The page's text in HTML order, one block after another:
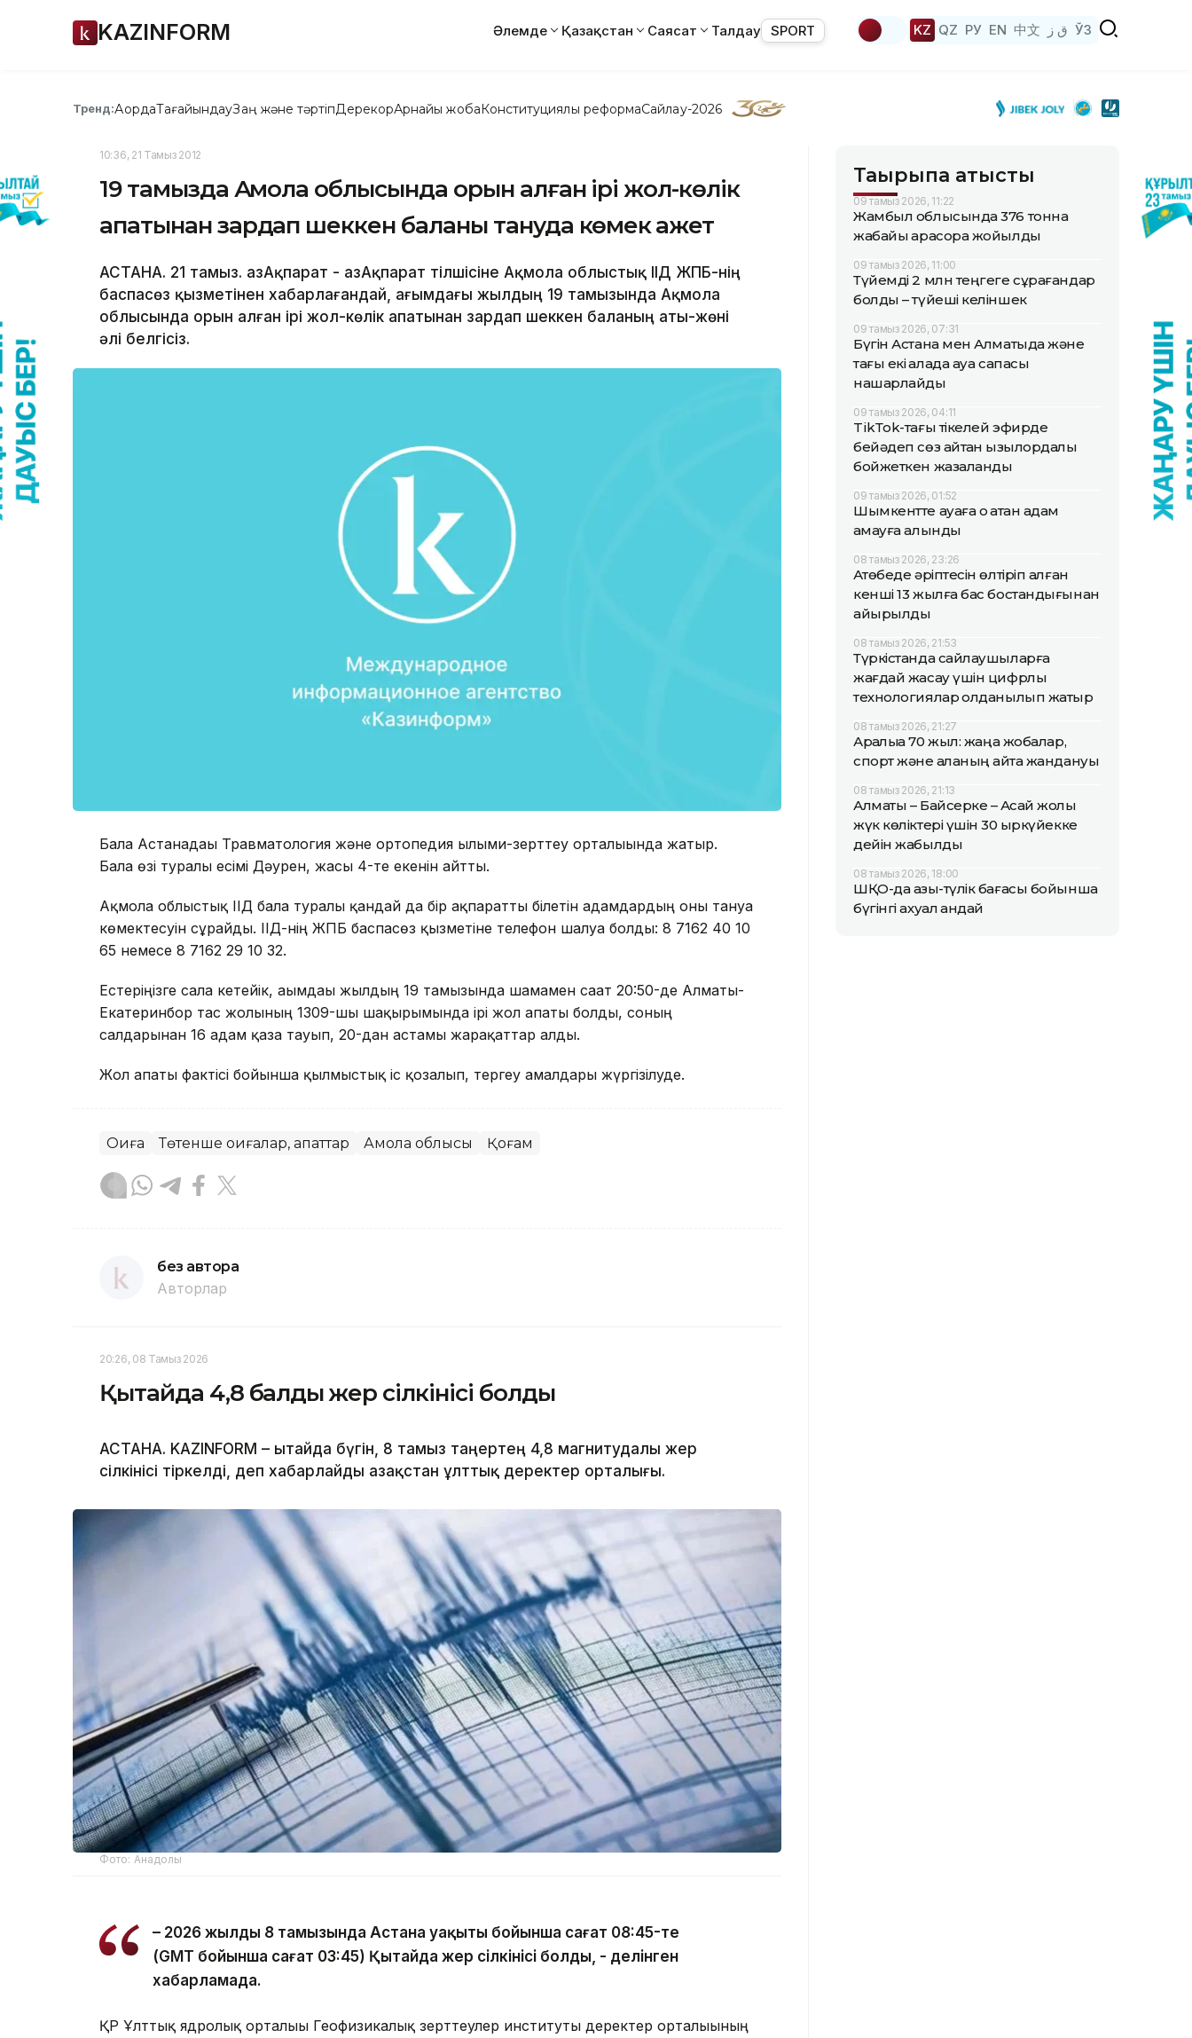
KAZINFORM Әлемде Қазақстан Саясат Талдау SPORT KZ QZ РУ EN 中文 ق ز ЎЗ
Тренд:АқордаТағайындауЗаң және тәртіпДерекқорАрнайы жобаКонституциялық реформаСайлау-2026
10:36, 21 Тамыз 2012
19 тамызда Ақмола облысында орын алған ірі жол-көлік
апатынан зардап шеккен баланы тануда көмек қажет
АСТАНА. 21 тамыз. ҚазАқпарат - ҚазАқпарат тілшісіне Ақмола облыстық ІІД ЖПБ-нің
баспасөз қызметінен хабарлағандай, ағымдағы жылдың 19 тамызында Ақмола
облысында орын алған ірі жол-көлік апатынан зардап шеккен баланың аты-жөні
әлі белгісіз.
Бала Астанадағы Травматология және ортопедия ғылыми-зерттеу орталығында жатыр.
Бала өзі туралы есімі Дәурен, жасы 4-те екенін айтты.
Ақмола облыстық ІІД бала туралы қандай да бір ақпаратты білетін адамдардың оны тануға
көмектесуін сұрайды. ІІД-нің ЖПБ баспасөз қызметіне телефон шалуға болды: 8 7162 40 10
65 немесе 8 7162 29 10 32.
Естеріңізге сала кетейік, ағымдағы жылдың 19 тамызында шамамен сағат 20:50-де Алматы-
Екатеринбор тас жолының 1309-шы шақырымында ірі жол апаты болды, соның
салдарынан 16 адам қаза тауып, 20-дан астамы жарақаттар алды.
Жол апаты фактісі бойынша қылмыстық іс қозғалып, тергеу амалдары жүргізілуде.
Оқиға Төтенше оқиғалар, апаттар Ақмола облысы Қоғам
без автора
Авторлар
20:26, 08 Тамыз 2026
Қытайда 4,8 балдық жер сілкінісі болды
АСТАНА. KAZINFORM – Қытайда бүгін, 8 тамыз таңертең 4,8 магнитудалы жер
сілкінісі тіркелді, деп хабарлайды Қазақстан ұлттық деректер орталығы.
Фото: Анадолы
– 2026 жылдың 8 тамызында Астана уақыты бойынша сағат 08:45-те
(GMT бойынша сағат 03:45) Қытайда жер сілкінісі болды, - делінген
хабарламада.
ҚР Ұлттық ядролық орталығы Геофизикалық зерттеулер институты деректер орталығының
Тақырыпқа қатысты
09 тамыз 2026, 11:22
Жамбыл облысында 376 тонна
жабайы қарасора жойылды
09 тамыз 2026, 11:00
Түйемді 2 млн теңгеге сұрағандар
болды – түйеші келіншек
09 тамыз 2026, 07:31
Бүгін Астана мен Алматыда және
тағы екі қалада ауа сапасы
нашарлайды
09 тамыз 2026, 04:11
TikТok-тағы тікелей эфирде
бейәдеп сөз айтқан қызылордалық
бойжеткен жазаланды
09 тамыз 2026, 01:52
Шымкентте ауаға оқ атқан адам
қамауға алынды
08 тамыз 2026, 23:26
Ақтөбеде әріптесін өлтіріп алған
кенші 13 жылға бас бостандығынан
айырылды
08 тамыз 2026, 21:53
Түркістанда сайлаушыларға
жағдай жасау үшін цифрлық
технологиялар қолданылып жатыр
08 тамыз 2026, 21:27
Арқалыққа 70 жыл: жаңа жобалар,
спорт және қаланың қайта жандануы
08 тамыз 2026, 21:13
Алматы – Байсерке – Ақсай жолы
жүк көліктері үшін 30 қыркүйекке
дейін жабылды
08 тамыз 2026, 18:00
ШҚО-да азық-түлік бағасы бойынша
бүгінгі ахуал қандай